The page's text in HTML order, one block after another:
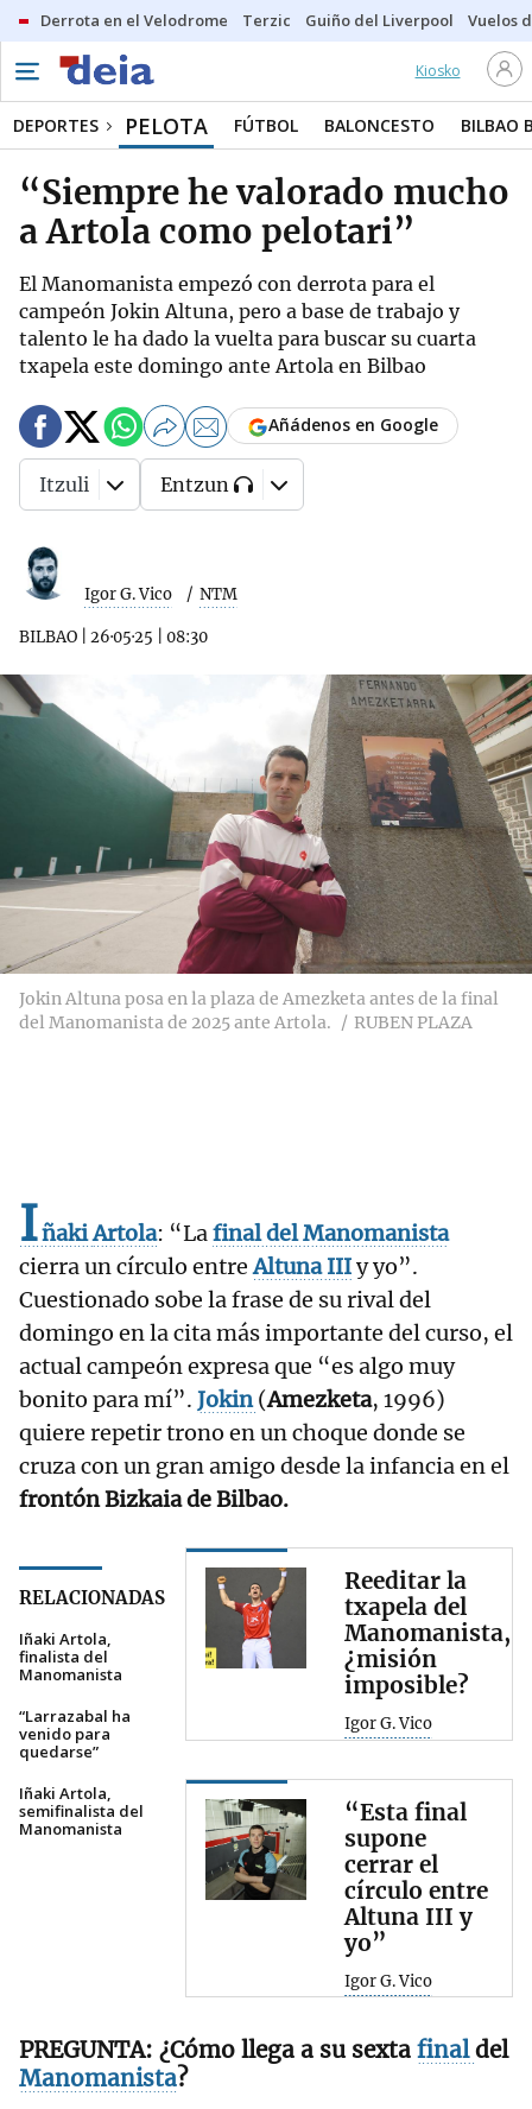
Derrota en el Velodrome Terzic Guiño del Liverpool Vuelos
Kiosko
DEPORTES PELOTA FÚTBOL BALONCESTO BILBAO
“Siempre he valorado mucho
a Artola como pelotari”
El Manomanista empezó con derrota para el
campeón Jokin Altuna, pero a base de trabajo y
talento le ha dado la vuelta para buscar su cuarta
txapela este domingo ante Artola en Bilbao
Igor G. Vico NTM
BILBAO 26·05·25 08:30
Añádenos en Google
Itzuli Entzun
Jokin Altuna posa en la plaza de Amezketa antes de la final
del Manomanista de 2025 ante Artola.
RUBEN PLAZA
IñakiArtola: “Lafinal del Manomanista
cierra un círculo entreAltuna IIIy yo”.
Cuestionado sobe la frase de su rival del
domingo en la cita más importante del curso, el
actual campeón expresa que “es algo muy
bonito para mí”. Jokin (Amezketa, 1996)
quiere repetir trono en un choque donde se
cruza con un gran amigo desde la infancia en el
frontón Bizkaia de Bilbao.
RELACIONADAS
Iñaki Artola,
finalista del
Manomanista
“Larrazabal ha
venido para
quedarse”
Iñaki Artola,
semifinalista del
Manomanista
Reeditar la
txapela del
Manomanista,
¿misión
imposible?
Igor G. Vico
“Esta final
supone
cerrar el
círculo entre
Altuna III y
yo”
Igor G. Vico
¿Cómo llega a su sexta finaldel
Manomanista?